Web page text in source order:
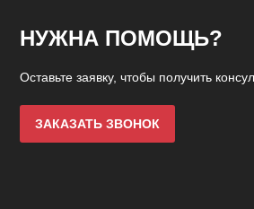
НУЖНА ПОМОЩЬ?
Оставьте заявку, чтобы получить
ЗАКАЗАТЬ ЗВОНОК